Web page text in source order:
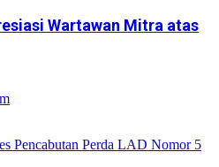
Wartawan Mitra atas
Pencabutan Perda LAD Nomor 5